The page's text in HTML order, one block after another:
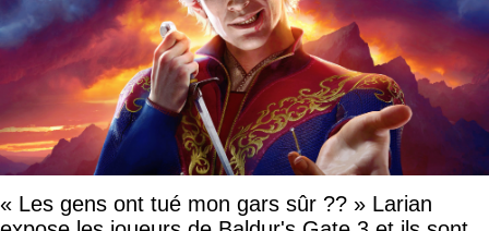
« Les gens ont tué mon gars sûr ?? » Larian